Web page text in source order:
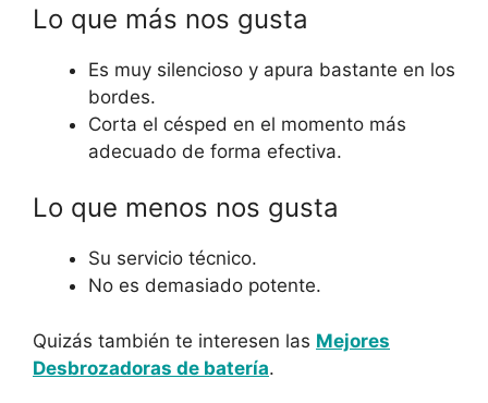
Lo que más nos gusta
Es muy silencioso y apura bastante en los
bordes.
Corta el césped en el momento más
adecuado de forma efectiva.
Lo que menos nos gusta
Su servicio técnico.
No es demasiado potente.
Quizás también te interesen las Mejores
Desbrozadoras de batería.